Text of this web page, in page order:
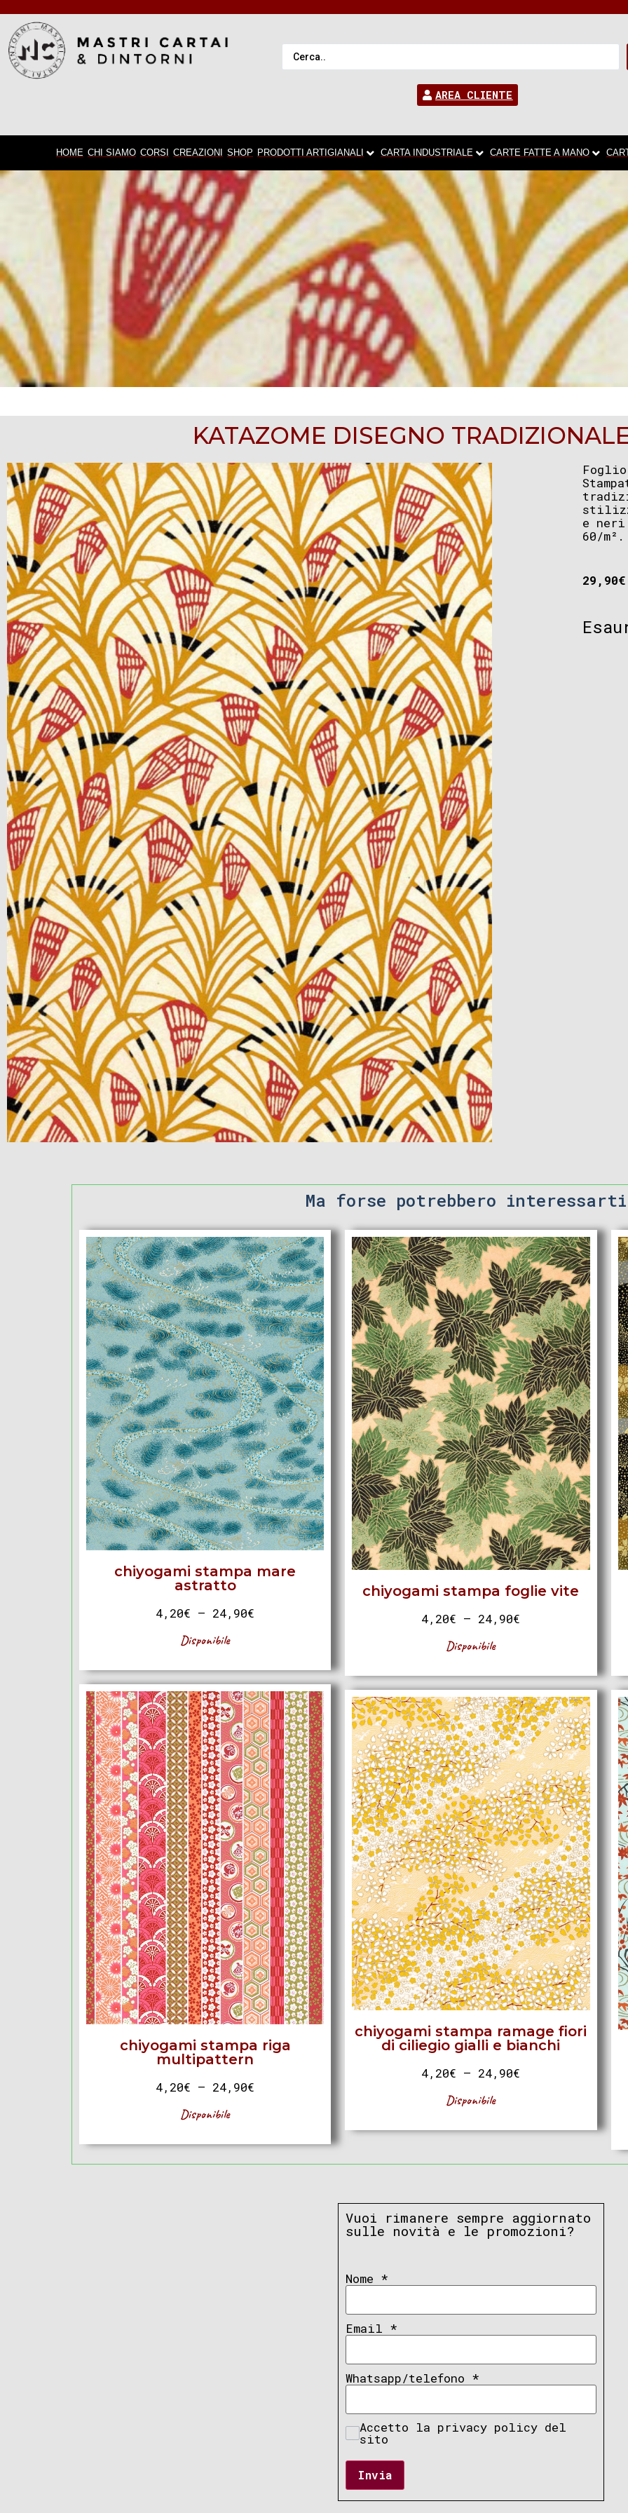
AREA CLIENTE
HOME CHI SIAMO CORSI CREAZIONI SHOP PRODOTTI ARTIGIANALI CARTA INDUSTRIALE CARTE FATTE A MANO
KATAZOME DISEGNO
e neri
60/m².
29,90€
Ma forse potrebbero
chiyogami stampa mare
astratto
4,20€ – 24,90€
Disponibile
chiyogami stampa foglie vite
4,20€ – 24,90€
Disponibile
chiyogami stampa riga
multipattern
4,20€ – 24,90€
Disponibile
chiyogami stampa ramage fiori
di ciliegio gialli e bianchi
4,20€ – 24,90€
Disponibile
Vuoi rimanere sempre aggiornato
sulle novità e le promozioni?
Nome *
Email *
Whatsapp/telefono *
Accetto la privacy policy del
sito
Invia